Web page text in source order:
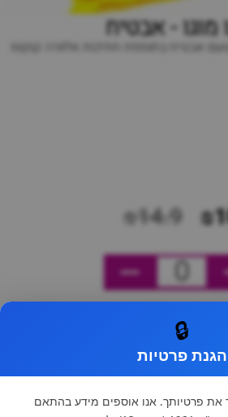
מוגו - אבטיח
אבטיח בתוספת חתיכות אלוורה קוקוס
₪14.9
0
🔒
הגנת פרטיות
את פרטיותך. אנו אוספים מידע בהתאם